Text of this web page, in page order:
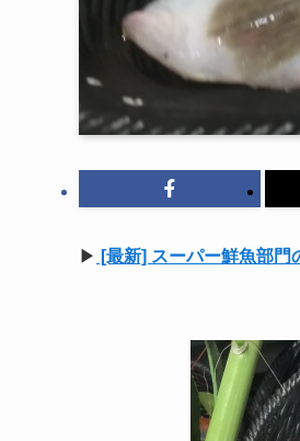
▶ [最新] スーパー鮮魚部門